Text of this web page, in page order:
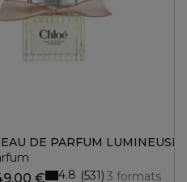
DE PARFUM LUMINEUSE
€ 3 formats
4.8 531